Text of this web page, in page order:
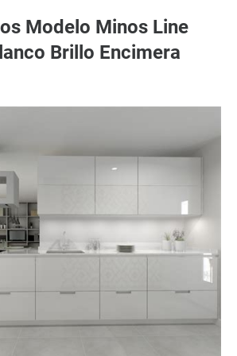
Modelo Minos Line
Brillo Encimera